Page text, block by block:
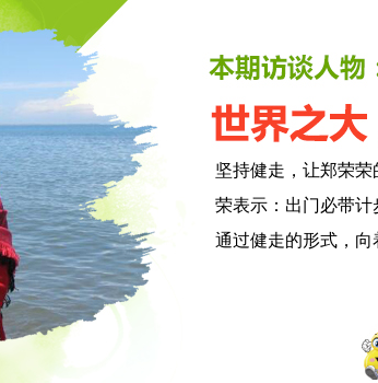
坚持健走，让郑荣
荣表示：出门必带
通过健走的形式，向